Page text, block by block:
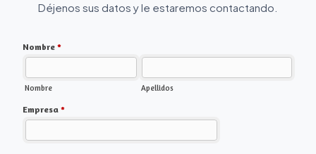
Déjenos sus datos y le estaremos contactando.